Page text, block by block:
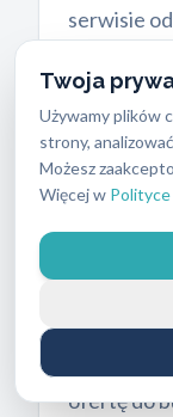
Twoja
Używamy plików
strony,
Możesz
Więcej w
serwisie od
poziom
wkładki
w cenach
technicy
wybór
decyzji na
wymianę
ofertę do